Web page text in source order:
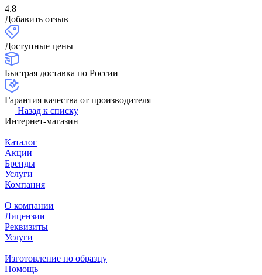
4.8
Добавить отзыв
Доступные цены
Быстрая доставка по России
Гарантия качества от производителя
Назад к списку
Интернет-магазин
Каталог
Акции
Бренды
Услуги
Компания
О компании
Лицензии
Реквизиты
Услуги
Изготовление по образцу
Помощь